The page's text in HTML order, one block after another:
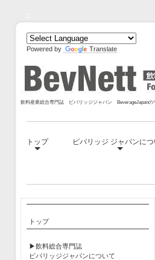
Powered by Translate
飲料産業総合専門誌 ビバリッジジャパン BeverageJapanの
トップ ビバリッジ ジャパンにつ
トップ
▶飲料総合専門誌
ビバリッジジャパンについて